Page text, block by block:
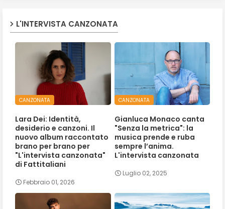
L'INTERVISTA CANZONATA
CANZONATA
Lara Dei: Identità,
desiderio e canzoni. Il
nuovo album raccontato
brano per brano per
"L'intervista canzonata"
di Fattitaliani
Febbraio 01, 2026
CANZONATA
Gianluca Monaco canta
"Senza la metrica": la
musica prende e ruba
sempre l’anima.
L'intervista canzonata
Luglio 02, 2025